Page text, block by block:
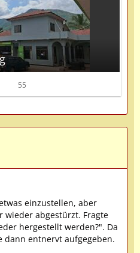
55
einzustellen, aber
wieder abgestürzt. Fragte
hergestellt werden?". Da
dann entnervt aufgegeben.